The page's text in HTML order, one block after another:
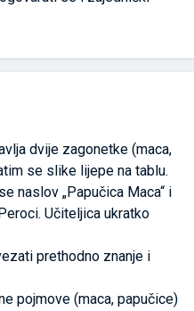
dvije zagonetke (maca,
se slike lijepe na tablu.
naslov „Papučica Maca“ i
Učiteljica ukratko
prethodno znanje i
pojmove (maca, papučice)